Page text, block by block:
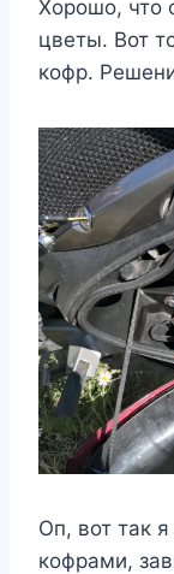
Хорошо, что
цветы. Вот
кофр.
Оп, вот так
кофрами,